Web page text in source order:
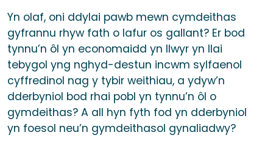
Yn olaf, oni ddylai pawb mewn cymdeithas
gyfrannu rhyw fath o lafur os gallant? Er bod
tynnu’n ôl yn economaidd yn llwyr yn llai
tebygol yng nghyd-destun incwm sylfaenol
cyffredinol nag y tybir weithiau, a ydyw’n
dderbyniol bod rhai pobl yn tynnu’n ôl o
gymdeithas? A all hyn fyth fod yn dderbyniol
yn foesol neu’n gymdeithasol gynaliadwy?